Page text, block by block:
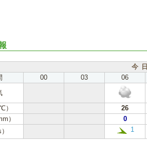
今
00 03 06
26
）
0
1